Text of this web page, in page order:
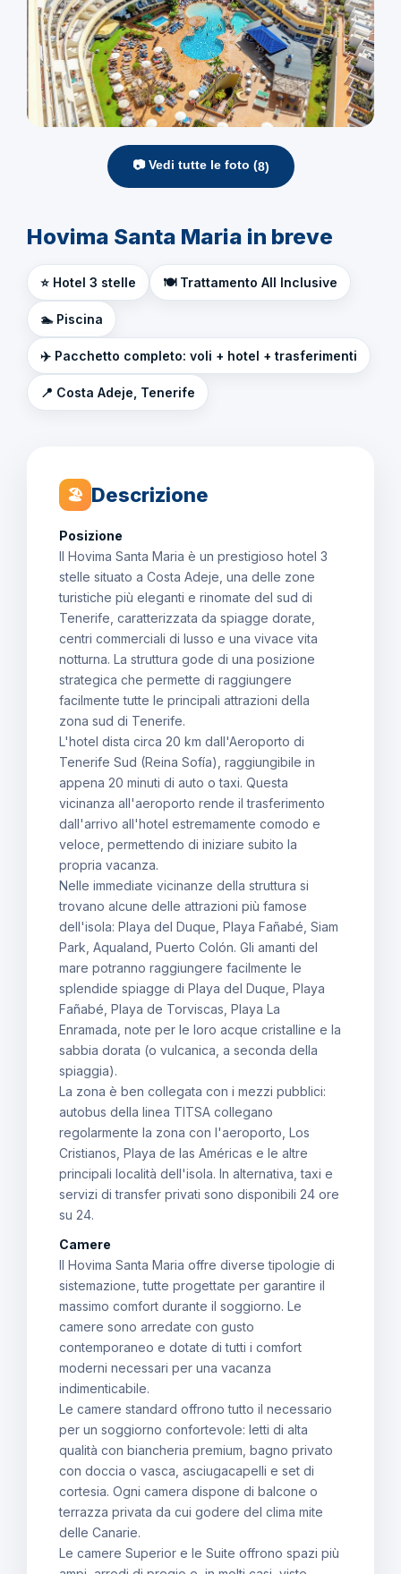
📷 Vedi tutte le foto (8)
Hovima Santa Maria in breve
⭐ Hotel 3 stelle 🍽️ Trattamento All Inclusive
🏊 Piscina
✈️ Pacchetto completo: voli + hotel + trasferimenti
📍 Costa Adeje, Tenerife
🏖 Descrizione
Posizione
Il Hovima Santa Maria è un prestigioso hotel 3
stelle situato a Costa Adeje, una delle zone
turistiche più eleganti e rinomate del sud di
Tenerife, caratterizzata da spiagge dorate,
centri commerciali di lusso e una vivace vita
notturna. La struttura gode di una posizione
strategica che permette di raggiungere
facilmente tutte le principali attrazioni della
zona sud di Tenerife.
L'hotel dista circa 20 km dall'Aeroporto di
Tenerife Sud (Reina Sofía), raggiungibile in
appena 20 minuti di auto o taxi. Questa
vicinanza all'aeroporto rende il trasferimento
dall'arrivo all'hotel estremamente comodo e
veloce, permettendo di iniziare subito la
propria vacanza.
Nelle immediate vicinanze della struttura si
trovano alcune delle attrazioni più famose
dell'isola: Playa del Duque, Playa Fañabé, Siam
Park, Aqualand, Puerto Colón. Gli amanti del
mare potranno raggiungere facilmente le
splendide spiagge di Playa del Duque, Playa
Fañabé, Playa de Torviscas, Playa La
Enramada, note per le loro acque cristalline e la
sabbia dorata (o vulcanica, a seconda della
spiaggia).
La zona è ben collegata con i mezzi pubblici:
autobus della linea TITSA collegano
regolarmente la zona con l'aeroporto, Los
Cristianos, Playa de las Américas e le altre
principali località dell'isola. In alternativa, taxi e
servizi di transfer privati sono disponibili 24 ore
su 24.
Camere
Il Hovima Santa Maria offre diverse tipologie di
sistemazione, tutte progettate per garantire il
massimo comfort durante il soggiorno. Le
camere sono arredate con gusto
contemporaneo e dotate di tutti i comfort
moderni necessari per una vacanza
indimenticabile.
Le camere standard offrono tutto il necessario
per un soggiorno confortevole: letti di alta
qualità con biancheria premium, bagno privato
con doccia o vasca, asciugacapelli e set di
cortesia. Ogni camera dispone di balcone o
terrazza privata da cui godere del clima mite
delle Canarie.
Le camere Superior e le Suite offrono spazi più